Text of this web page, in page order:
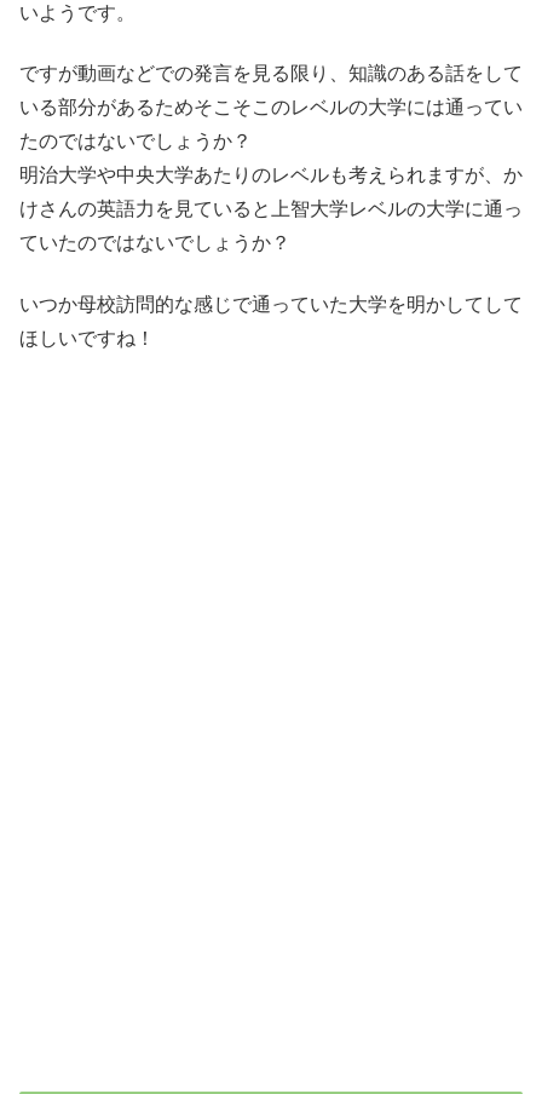
いようです。
ですが動画などでの発言を見る限り、知識のある話をして
いる部分があるためそこそこのレベルの大学には通ってい
たのではないでしょうか？
明治大学や中央大学あたりのレベルも考えられますが、か
けさんの英語力を見ていると上智大学レベルの大学に通っ
ていたのではないでしょうか？
いつか母校訪問的な感じで通っていた大学を明かしてして
ほしいですね！